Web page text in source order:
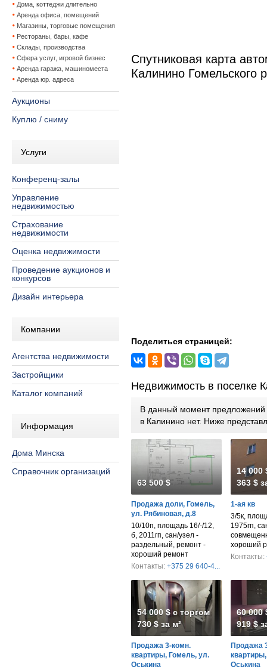
Дома, коттеджи длительно
Аренда офиса, помещений
Магазины, торговые помещения
Рестораны, бары, кафе
Склады, производства
Сфера услуг, игровой бизнес
Аренда гаража, машиноместа
Аренда юр. адреса
Аукционы
Куплю / сниму
Услуги
Конференц-залы
Управление
недвижимостью
Страхование
недвижимости
Оценка недвижимости
Проведение аукционов и
конкурсов
Дизайн интерьера
Компании
Агентства недвижимости
Застройщики
Каталог компаний
Информация
Дома Минска
Справочник организаций
Спутниковая карта
Калинино Гомельского
Поделиться страницей:
Недвижимость в поселке
В данный момент предложений
в Калинино нет. Ниже
63 500 $
Продажа доли, Гомель,
ул. Рябиновая, д.8
10/10п, площадь 16/-/12,
б, 2011гп, сан/узел -
раздельный, ремонт -
хороший ремонт
Контакты: +375 29 640-4...
14 000
363 $
1-ая кв
3/5к,
1975гп,
хороший
Контакты:
54 000 $ с торгом
730 $ за м²
Продажа 3-комн.
квартиры, Гомель, ул.
Оськина
60 000
919 $
Продажа
Оськина